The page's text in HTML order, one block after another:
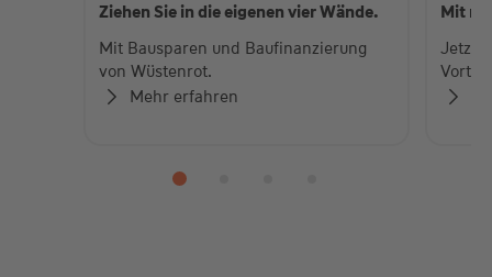
Ziehen Sie in die eigenen vier Wände.
Mit Bausparen und Baufinanzierung
von Wüstenrot.
Mehr erfahren
Mit
Jetzt